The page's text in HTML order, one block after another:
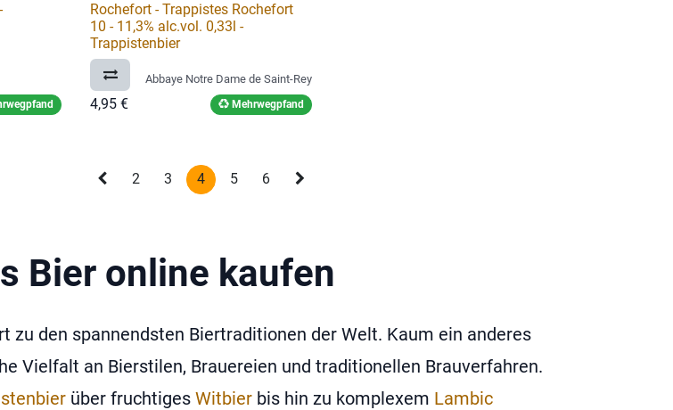
Rochefort - Trappistes Rochefort
10 - 11,3% alc.vol. 0,33l -
Trappistenbier
Abbaye Notre Dame de Saint-Rey
4,95 € Mehrwegpfand
2 3 4 5 6
Bier online kaufen
zu den spannendsten Biertraditionen der Welt. Kaum ein anderes
Vielfalt an Bierstilen, Brauereien und traditionellen Brauverfahren.
über fruchtiges Witbier bis hin zu komplexem Lambic